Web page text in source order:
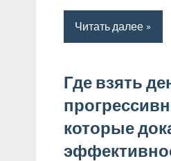
Читать далее
Где взять
которые